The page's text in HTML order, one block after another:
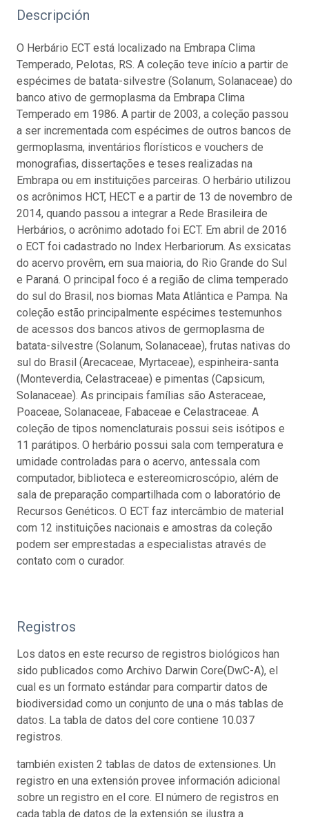
Descripción
O Herbário ECT está localizado na Embrapa Clima
Temperado, Pelotas, RS. A coleção teve início a partir de
espécimes de batata-silvestre (Solanum, Solanaceae) do
banco ativo de germoplasma da Embrapa Clima
Temperado em 1986. A partir de 2003, a coleção passou
a ser incrementada com espécimes de outros bancos de
germoplasma, inventários florísticos e vouchers de
monografias, dissertações e teses realizadas na
Embrapa ou em instituições parceiras. O herbário utilizou
os acrônimos HCT, HECT e a partir de 13 de novembro de
2014, quando passou a integrar a Rede Brasileira de
Herbários, o acrônimo adotado foi ECT. Em abril de 2016
o ECT foi cadastrado no Index Herbariorum. As exsicatas
do acervo provêm, em sua maioria, do Rio Grande do Sul
e Paraná. O principal foco é a região de clima temperado
do sul do Brasil, nos biomas Mata Atlântica e Pampa. Na
coleção estão principalmente espécimes testemunhos
de acessos dos bancos ativos de germoplasma de
batata-silvestre (Solanum, Solanaceae), frutas nativas do
sul do Brasil (Arecaceae, Myrtaceae), espinheira-santa
(Monteverdia, Celastraceae) e pimentas (Capsicum,
Solanaceae). As principais famílias são Asteraceae,
Poaceae, Solanaceae, Fabaceae e Celastraceae. A
coleção de tipos nomenclaturais possui seis isótipos e
11 parátipos. O herbário possui sala com temperatura e
umidade controladas para o acervo, antessala com
computador, biblioteca e estereomicroscópio, além de
sala de preparação compartilhada com o laboratório de
Recursos Genéticos. O ECT faz intercâmbio de material
com 12 instituições nacionais e amostras da coleção
podem ser emprestadas a especialistas através de
contato com o curador.
Registros
Los datos en este recurso de registros biológicos han
sido publicados como Archivo Darwin Core(DwC-A), el
cual es un formato estándar para compartir datos de
biodiversidad como un conjunto de una o más tablas de
datos. La tabla de datos del core contiene 10.037
registros.
también existen 2 tablas de datos de extensiones. Un
registro en una extensión provee información adicional
sobre un registro en el core. El número de registros en
cada tabla de datos de la extensión se ilustra a